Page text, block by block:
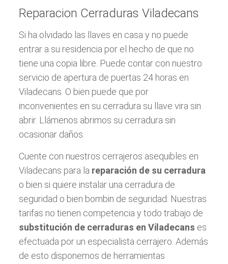
Reparacion Cerraduras Viladecans
Si ha olvidado las llaves en casa y no puede
entrar a su residencia por el hecho de que no
tiene una copia libre. Puede contar con nuestro
servicio de apertura de puertas 24 horas en
Viladecans. O bien puede que por
inconvenientes en su cerradura su llave vira sin
abrir. Llámenos abrimos su cerradura sin
ocasionar daños.
Cuente con nuestros cerrajeros asequibles en
Viladecans para la reparación de su cerradura
o bien si quiere instalar una cerradura de
seguridad o bien bombin de seguridad. Nuestras
tarifas no tienen competencia y todo trabajo de
substitución de cerraduras en Viladecans es
efectuada por un especialista cerrajero. Además
de esto disponemos de herramientas